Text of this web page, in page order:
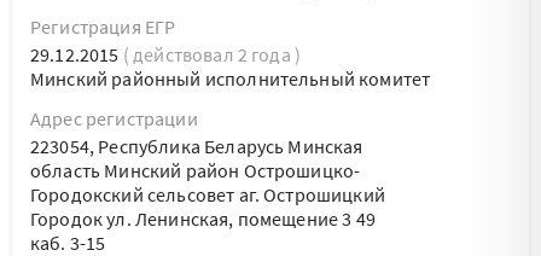
Регистрация ЕГР
29.12.2015 ( действовал 2 года )
Минский районный исполнительный комитет
Адрес регистрации
223054, Республика Беларусь Минская
область Минский район Острошицко-
Городокский сельсовет аг. Острошицкий
Городок ул. Ленинская, помещение 3 49
каб. 3-15